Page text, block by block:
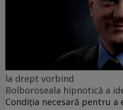
la drept vorbind
Bolboroseala hipnotică a
Condiția necesară pentru a